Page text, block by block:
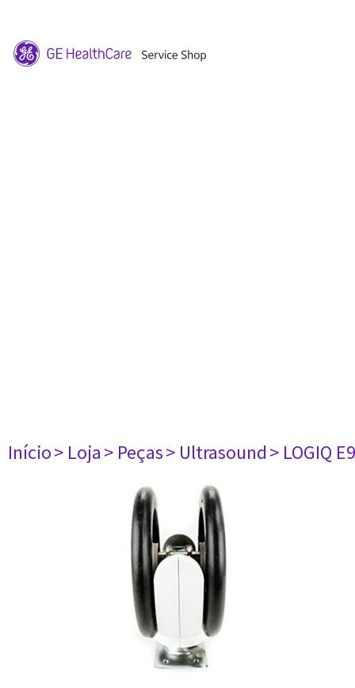
Início> Loja> Peças> Ultrasound> LOGIQ E9